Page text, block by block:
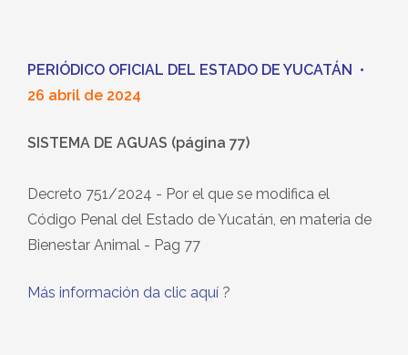
PERIÓDICO OFICIAL DEL ESTADO DE YUCATÁN •
26 abril de 2024
SISTEMA DE AGUAS (página 77)
Decreto 751/2024 - Por el que se modifica el
Código Penal del Estado de Yucatán, en materia de
Bienestar Animal - Pag 77
Más información da clic aquí ?